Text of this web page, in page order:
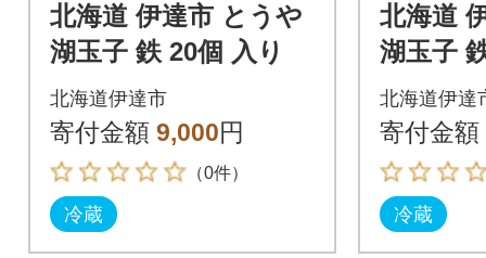
北海道 伊達市 とうや
湖玉子 鉄 20個 入り
北海道伊達市
寄付金額 9,000円
（0件）
冷蔵
北海道
湖玉子
北海道伊達
寄付金額
冷蔵